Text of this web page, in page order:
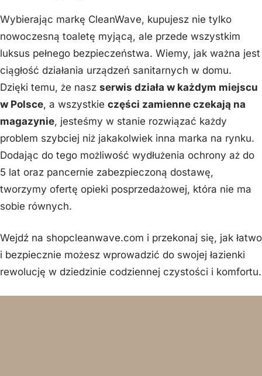
Wybierając markę CleanWave, kupujesz nie tylko
nowoczesną toaletę myjącą, ale przede wszystkim
luksus pełnego bezpieczeństwa. Wiemy, jak ważna jest
ciągłość działania urządzeń sanitarnych w domu.
Dzięki temu, że nasz serwis działa w każdym miejscu
w Polsce, a wszystkie części zamienne czekają na
magazynie, jesteśmy w stanie rozwiązać każdy
problem szybciej niż jakakolwiek inna marka na rynku.
Dodając do tego możliwość wydłużenia ochrony aż do
5 lat oraz pancernie zabezpieczoną dostawę,
tworzymy ofertę opieki posprzedażowej, która nie ma
sobie równych.
Wejdź na shopcleanwave.com i przekonaj się, jak łatwo
i bezpiecznie możesz wprowadzić do swojej łazienki
rewolucję w dziedzinie codziennej czystości i komfortu.